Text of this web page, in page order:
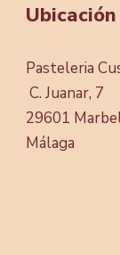
Ubicación
Pasteleria
C. Juanar, 7
29601
Málaga